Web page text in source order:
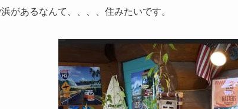
があるなんて、、、、住みたいです。